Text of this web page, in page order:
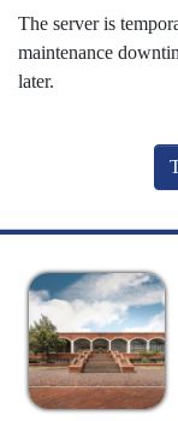
The server is
maintenance
later.